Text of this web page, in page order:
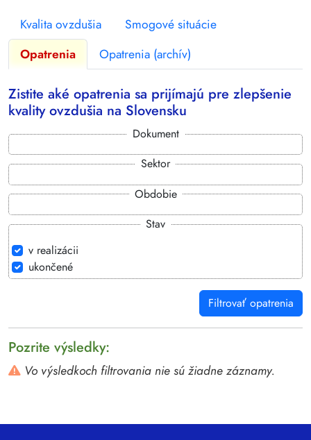
Kvalita ovzdušia
Smogové situácie
Opatrenia
Opatrenia (archív)
Zistite aké opatrenia sa prijímajú pre zlepšenie
kvality ovzdušia na Slovensku
Dokument
Sektor
Obdobie
Stav
v realizácii
ukončené
Filtrovať opatrenia
Pozrite výsledky:
Vo výsledkoch filtrovania nie sú žiadne záznamy.